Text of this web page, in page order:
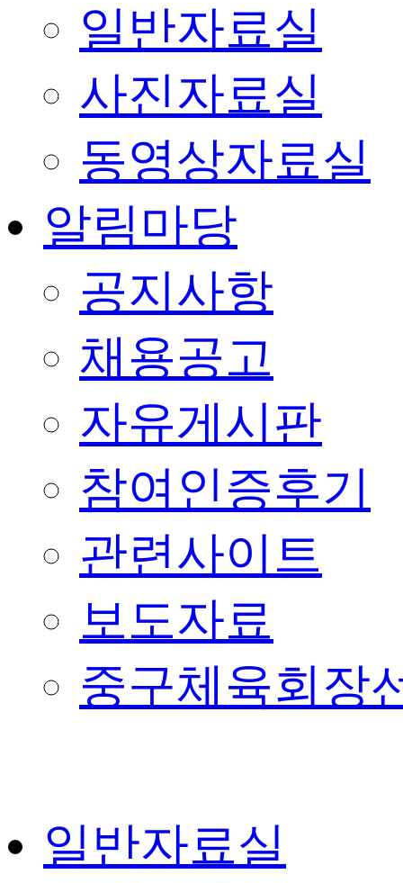
일반자료실
사진자료실
동영상자료실
알림마당
공지사항
채용공고
자유게시판
참여인증후기
관련사이트
보도자료
중구체육회장
일반자료실